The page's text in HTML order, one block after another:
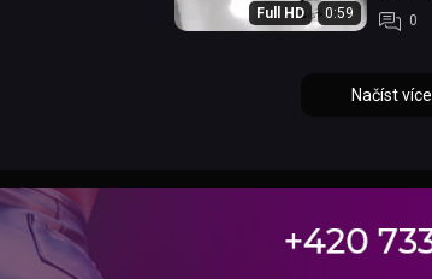
Full HD 0:59
0
Načíst více